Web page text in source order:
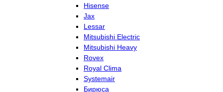
Hisense
Jax
Lessar
Mitsubishi Electric
Mitsubishi Heavy
Rovex
Royal Clima
Systemair
Бирюса